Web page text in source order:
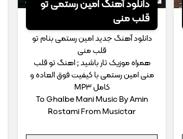
دانلود آهنگ امین رستمی تو
قلب منی
دانلود آهنگ جدید امین رستمی بنام تو
قلب منی
همراه موزیک تار باشید ; اهنگ تو قلب
منی امین رستمی با کیفیت فوق العاده و
کامل MP3
To Ghalbe Mani Music By Amin
Rostami From Musictar